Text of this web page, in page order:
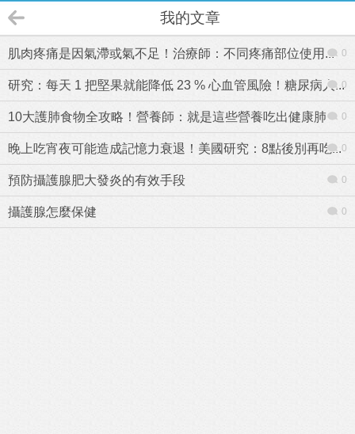
我的文章
肌肉疼痛是因氣滯或氣不足！治療師：不同疼痛部位使用... 0
研究：每天 1 把堅果就能降低 23 % 心血管風險！糖尿病人...0
10大護肺食物全攻略！營養師：就是這些營養吃出健康肺 0
晚上吃宵夜可能造成記憶力衰退！美國研究：8點後別再吃...0
預防攝護腺肥大發炎的有效手段 0
攝護腺怎麼保健 0